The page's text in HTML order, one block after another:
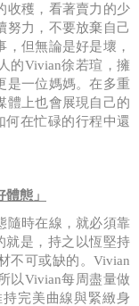
收穫，看著賣力的少
努力，不要放棄自己
但無論是好是壞，
的Vivian徐若瑄，擁
是一位媽媽。在多重
體上也會展現自己的
何在忙碌的行程中還
態」
隨時在線，就必須靠
就是，持之以恆堅持
不可或缺的。 Vivian
以Vivian每周盡量做
完美曲線與緊緻身